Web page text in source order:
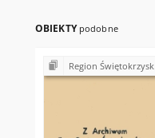
OBIEKTY podobne
Region Świętokrzyski NSZZ "Solidarność". Delegatura Starachowice